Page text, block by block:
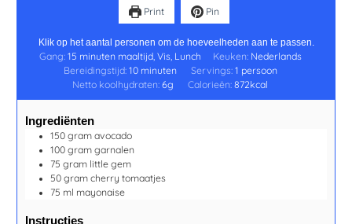
Print Pin
Klik op het aantal personen om de hoeveelheden aan te passen.
Gang: 15 minuten maaltijd, Vis, Lunch Keuken: Nederlands
Bereidingstijd: 10 minuten Servings: 1 persoon
Netto koolhydraten:6g Calorieën: 872kcal
Ingrediënten
150 gram avocado
100 gram garnalen
75 gram little gem
50 gram cherry tomaatjes
75 ml mayonaise
Instructies